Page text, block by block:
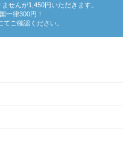
せんが1,450円いただきます。
一律300円！
ご確認ください。